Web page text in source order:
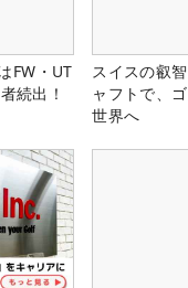
FW・UT
続出！
スイスの叡
ャフトで、
世界へ